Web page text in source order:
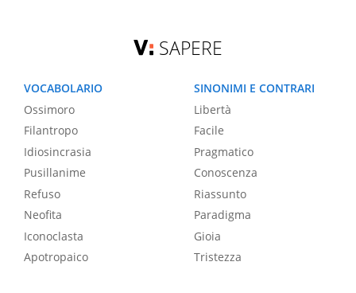
SAPERE
VOCABOLARIO
Ossimoro
Filantropo
Idiosincrasia
Pusillanime
Refuso
Neofita
Iconoclasta
Apotropaico
SINONIMI E CONTRARI
Libertà
Facile
Pragmatico
Conoscenza
Riassunto
Paradigma
Gioia
Tristezza